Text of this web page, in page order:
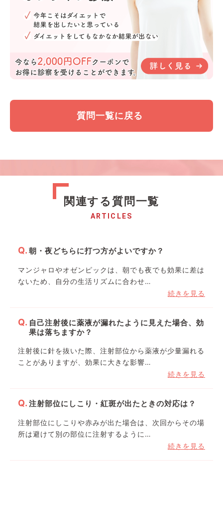
質問一覧に戻る
関連する質問一覧
ARTICLES
朝・夜どちらに打つ方がよいですか？
マンジャロやオゼンピックは、朝でも夜でも効果に差は
ないため、自分の生活リズムに合わせ…
続きを見る
自己注射後に薬液が漏れたように見えた場合、効
果は落ちますか？
注射後に針を抜いた際、注射部位から薬液が少量漏れる
ことがありますが、効果に大きな影響…
続きを見る
注射部位にしこり・紅斑が出たときの対応は？
注射部位にしこりや赤みが出た場合は、次回からその場
所は避けて別の部位に注射するように…
続きを見る